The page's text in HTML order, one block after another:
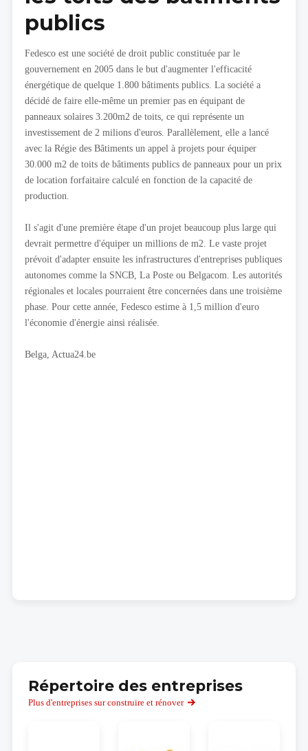
publics
Fedesco est une société de droit public constituée par le
gouvernement en 2005 dans le but d'augmenter l'efficacité
énergétique de quelque 1.800 bâtiments publics. La société a
décidé de faire elle-même un premier pas en équipant de
panneaux solaires 3.200m2 de toits, ce qui représente un
investissement de 2 milions d'euros. Parallèlement, elle a lancé
avec la Régie des Bâtiments un appel à projets pour équiper
30.000 m2 de toits de bâtiments publics de panneaux pour un prix
de location forfaitaire calculé en fonction de la capacité de
production.
Il s'agit d'une première étape d'un projet beaucoup plus large qui
devrait permettre d'équiper un millions de m2. Le vaste projet
prévoit d'adapter ensuite les infrastructures d'entreprises publiques
autonomes comme la SNCB, La Poste ou Belgacom. Les autorités
régionales et locales pourraient être concernées dans une troisième
phase. Pour cette année, Fedesco estime à 1,5 million d'euro
l'économie d'énergie ainsi réalisée.
Belga, Actua24.be
Répertoire des entreprises
Plus d'entreprises sur construire et rénover